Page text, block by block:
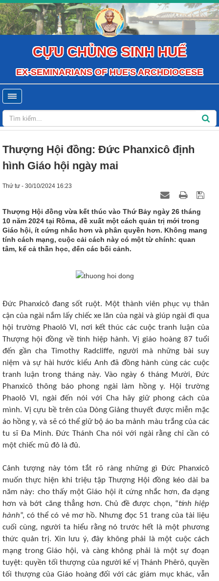
CỰU CHỦNG SINH HUẾ
EX-SEMINARIANS OF HUE'S ARCHDIOCESE
Thượng Hội đồng: Đức Phanxicô định
hình Giáo hội ngày mai
Thứ tư - 30/10/2024 16:23
Thượng Hội đồng vừa kết thúc vào Thứ Bảy ngày 26 tháng
10 năm 2024 tại Rôma, đề xuất một cách quản trị mới trong
Giáo hội, ít cứng nhắc hơn và phân quyền hơn. Không mang
tính cách mạng, cuộc cải cách này có một từ chính: quan
tâm, kể cả thần học, đến các bối cảnh.
Đức Phanxicô đang sốt ruột. Một thành viên phục vụ thân
cận của ngài nắm lấy chiếc xe lăn của ngài và giúp ngài đi qua
hội trường Phaolô VI, nơi kết thúc các cuộc tranh luận của
Thượng hội đồng về tính hiệp hành. Vị giáo hoàng 87 tuổi
đến gần cha Timothy Radcliffe, người mà những bài suy
niệm và sự hài hước kiểu Anh đã đồng hành cùng các cuộc
tranh luận trong tháng này. Vào ngày 6 tháng Mười, Đức
Phanxicô thông báo phong ngài làm hồng y. Hội trường
Phaolô VI, ngài đến nói với Cha hãy giữ phong cách của
mình. Vị cựu bề trên của Dòng Giảng thuyết được miễn mặc
áo hồng y, và sẽ có thể giữ bộ áo ba mảnh màu trắng của các
tu sĩ Đa Minh. Đức Thánh Cha nói với ngài rằng chỉ cần có
một chiếc mũ đỏ là đủ.
Cảnh tượng này tóm tắt rõ ràng những gì Đức Phanxicô
muốn thực hiện khi triệu tập Thượng Hội đồng kéo dài ba
năm này: cho thấy một Giáo hội ít cứng nhắc hơn, đa dạng
hơn và bớt căng thẳng hơn. Chủ đề được chọn, “tính hiệp
hành”, có thể có vẻ mơ hồ. Nhưng đọc 51 trang của tài liệu
cuối cùng, người ta hiểu rằng nó trước hết là một phương
thức quản trị. Xin lưu ý, đây không phải là một cuộc cách
mạng trong Giáo hội, và càng không phải là một sự đoạn
tuyệt: quyền tối thượng của người kế vị Thánh Phêrô, quyền
tối thượng của Giáo hoàng đối với các giám mục khác, vẫn